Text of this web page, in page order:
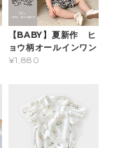
【BABY】夏新作 ヒ
ョウ柄オールインワン
¥1,880